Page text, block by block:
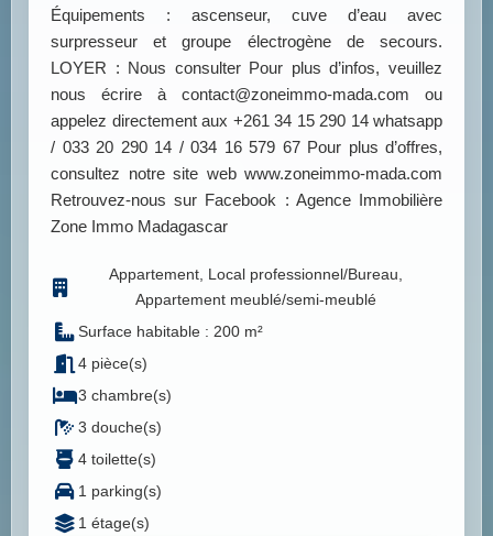
Équipements : ascenseur, cuve d’eau avec
surpresseur et groupe électrogène de secours.
LOYER : Nous consulter Pour plus d’infos, veuillez
nous écrire à contact@zoneimmo-mada.com ou
appelez directement aux +261 34 15 290 14 whatsapp
/ 033 20 290 14 / 034 16 579 67 Pour plus d’offres,
consultez notre site web www.zoneimmo-mada.com
Retrouvez-nous sur Facebook : Agence Immobilière
Zone Immo Madagascar
Appartement, Local professionnel/Bureau,
Appartement meublé/semi-meublé
Surface habitable : 200 m²
4 pièce(s)
3 chambre(s)
3 douche(s)
4 toilette(s)
1 parking(s)
1 étage(s)